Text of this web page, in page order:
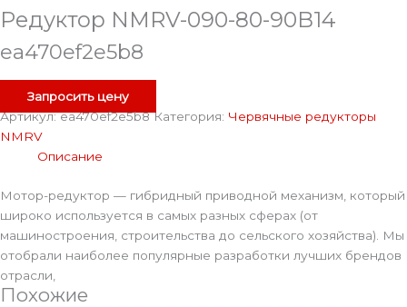
Редуктор NMRV-090-80-90B14
ea470ef2e5b8
Запросить цену
Артикул:ea470ef2e5b8Категория: Червячные редукторы
NMRV
Описание
Мотор-редуктор — гибридный приводной механизм, который
широко используется в самых разных сферах (от
машиностроения, строительства до сельского хозяйства). Мы
отобрали наиболее популярные разработки лучших брендов
отрасли,
Похожие